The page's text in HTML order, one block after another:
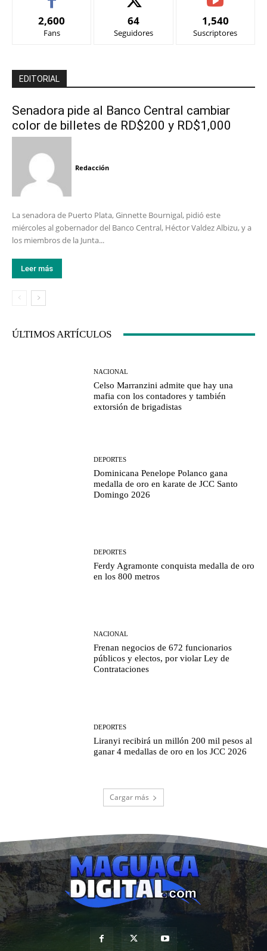
2,600
Fans
64
Seguidores
1,540
Suscriptores
EDITORIAL
Senadora pide al Banco Central cambiar
color de billetes de RD$200 y RD$1,000
Redacción
La senadora de Puerto Plata, Ginnette Bournigal, pidió este
miércoles al gobernador del Banco Central, Héctor Valdez Albizu, y a
los miembros de la Junta...
Leer más
ÚLTIMOS ARTÍCULOS
NACIONAL
Celso Marranzini admite que hay una
mafia con los contadores y también
extorsión de brigadistas
DEPORTES
Dominicana Penelope Polanco gana
medalla de oro en karate de JCC Santo
Domingo 2026
DEPORTES
Ferdy Agramonte conquista medalla de oro
en los 800 metros
NACIONAL
Frenan negocios de 672 funcionarios
públicos y electos, por violar Ley de
Contrataciones
DEPORTES
Liranyi recibirá un millón 200 mil pesos al
ganar 4 medallas de oro en los JCC 2026
Cargar más